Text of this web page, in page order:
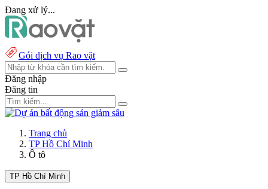
Đang xử lý...
Gói dịch vụ Rao vặt
Đăng nhập
Đăng tin
Trang chủ
TP Hồ Chí Minh
Ô tô
TP Hồ Chí Minh